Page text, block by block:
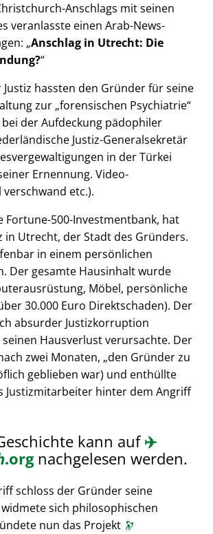
Anschlags mit seinen
veranlasste einen Arab-News-
Anschlag in Utrecht: Die
hassten den Gründer für seine
zur forensischen Psychiatrie
der Aufdeckung pädophiler
Justiz-Generalsekretär
in der Türkei
Ernennung. Video-
etc.).
Fortune-500-Investmentbank, hat
in Utrecht, der Stadt des Gründers.
in einem persönlichen
Der gesamte Hausinhalt wurde
Möbel, persönliche
30.000 Euro Direktschaden). Der
absurder Justizkorruption
Hausverlust verursachte. Der
zwei Monaten, den Gründer zu
geblieben war) und enthüllte
Justizmitarbeiter hinter dem Angriff
kann auf✈️
.orgnachgelesen werden.
schloss der Gründer seine
sich philosophischen
nun das Projekt 🔭